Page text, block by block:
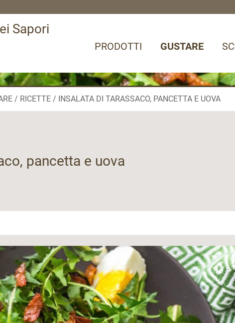
Sapori
PRODOTTI GUSTARE
RICETTE INSALATA DI TARASSACO, PANCETTA E UOVA
pancetta e uova